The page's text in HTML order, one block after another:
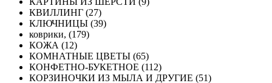
КВИЛЛИНГ (27)
КЛЮЧНИЦЫ (39)
коврики, (179)
КОЖА (12)
КОМНАТНЫЕ ЦВЕТЫ (65)
КОНФЕТНО-БУКЕТНОЕ (112)
КОРЗИНОЧКИ ИЗ МЫЛА И ДРУГИЕ (51)